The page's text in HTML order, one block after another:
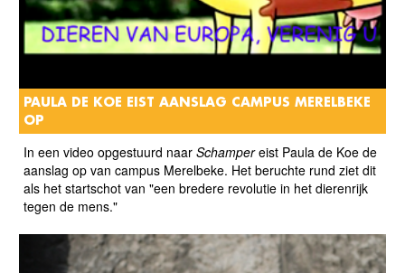
PAULA DE KOE EIST AANSLAG CAMPUS MERELBEKE
OP
In een video opgestuurd naar Schampereist Paula de Koe de
aanslag op van campus Merelbeke. Het beruchte rund ziet dit
als het startschot van "een bredere revolutie in het dierenrijk
tegen de mens."